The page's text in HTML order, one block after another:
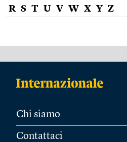
R S T U V W X Y Z
Chi siamo
Contattaci